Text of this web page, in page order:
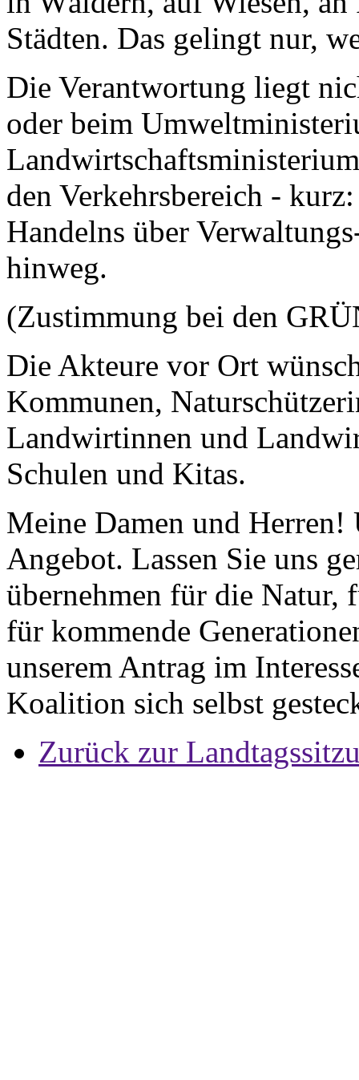
Städten. Das gelingt nur,
Die Verantwortung liegt
oder beim
den Verkehrsbereich -
Handelns über
hinweg.
(Zustimmung bei den
Die Akteure vor Ort
Kommunen,
Landwirtinnen und
Schulen und Kitas.
Meine Damen und Herren!
Angebot. Lassen Sie uns
übernehmen für die Natur,
für kommende
unserem Antrag im
Koalition sich selbst
Zurück zur